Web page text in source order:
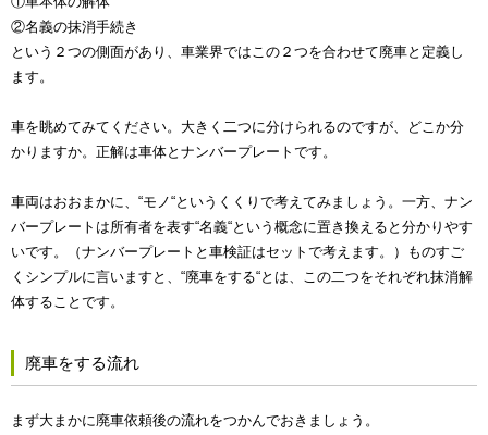
②名義の抹消手続き
という２つの側面があり、車業界ではこの２つを合わせて廃車と定義し
ます。
車を眺めてみてください。大きく二つに分けられるのですが、どこか分
かりますか。正解は車体とナンバープレートです。
車両はおおまかに、“モノ“というくくりで考えてみましょう。一方、ナン
バープレートは所有者を表す“名義“という概念に置き換えると分かりやす
いです。（ナンバープレートと車検証はセットで考えます。）ものすご
くシンプルに言いますと、“廃車をする“とは、この二つをそれぞれ抹消解
体することです。
廃車をする流れ
まず大まかに廃車依頼後の流れをつかんでおきましょう。